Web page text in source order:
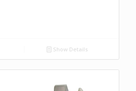
Show Details